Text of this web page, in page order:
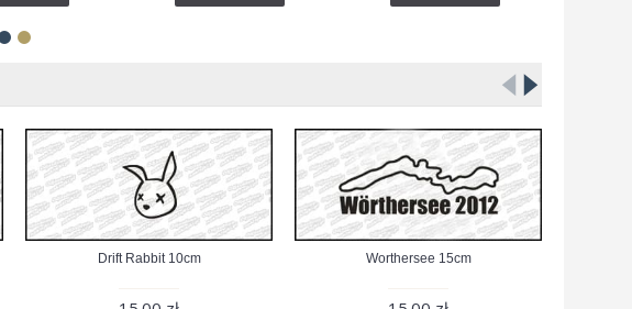
Drift Rabbit 10cm Worthersee 15cm